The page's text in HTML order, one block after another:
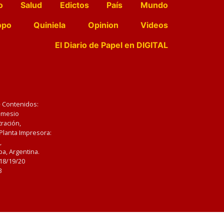
Salud Edictos País
Mundo
Quiniela Opinion
Videos
El Diario de Papel en DIGITAL
Impresora:
Argentina.
19/20